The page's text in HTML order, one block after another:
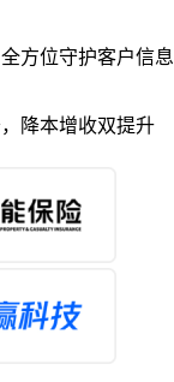
方位守护客户信息
降本增收双提升